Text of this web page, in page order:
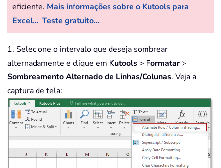
eficiente. Mais informações sobre o Kutools para
Excel... Teste gratuito...
1. Selecione o intervalo que deseja sombrear
alternadamente e clique em Kutools > Formatar>
Sombreamento Alternado de Linhas/Colunas. Veja a
captura de tela: